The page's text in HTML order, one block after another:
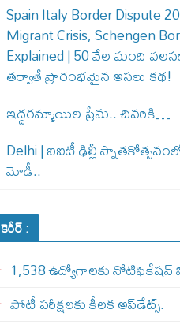
Spain Italy Border Dispute
Migrant Crisis, Schengen
Explained | 50 వేల మంది
తర్వాతే ప్రారంభ‌మైన అసలు కథ!
ఇద్దరమ్మాయిల ప్రేమ.. చివరికి…
Delhi | ఐఐటీ ఢిల్లీ
మోడీ..
కెరీర్ :
1,538 ఉద్యోగాలకు నోటిఫికేషన్
పోటీ పరీక్షలకు కీలక అప్‌డేట్స్.